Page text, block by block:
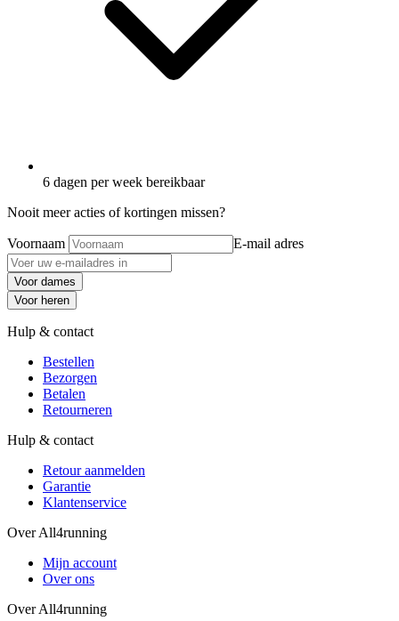
6 dagen per week bereikbaar
Nooit meer acties of kortingen missen?
Voornaam E-mail adres
Voor dames
Voor heren
Hulp & contact
Bestellen
Bezorgen
Betalen
Retourneren
Hulp & contact
Retour aanmelden
Garantie
Klantenservice
Over All4running
Mijn account
Over ons
Over All4running